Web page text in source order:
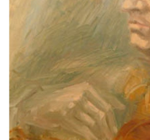
Szabadidő
Hasznos